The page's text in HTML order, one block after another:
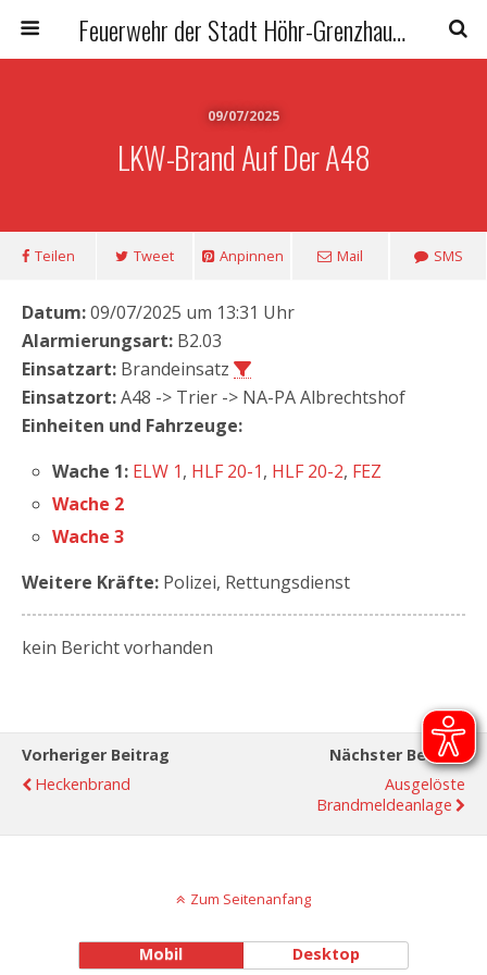
Feuerwehr der Stadt Höhr-Grenzhausen
09/07/2025
LKW-Brand Auf Der A48
Teilen Tweet Anpinnen Mail SMS
Datum:09/07/2025 um 13:31 Uhr
Alarmierungsart: B2.03
Einsatzart: Brandeinsatz
Einsatzort:A48 -> Trier -> NA-PA Albrechtshof
Einheiten und Fahrzeuge:
Wache 1: ELW 1, HLF 20-1, HLF 20-2, FEZ
Wache 2
Wache 3
Weitere Kräfte: Polizei, Rettungsdienst
kein Bericht vorhanden
Vorheriger Beitrag
Heckenbrand
Nächster Beitrag
Ausgelöste
Brandmeldeanlage
Zum Seitenanfang
Mobil Desktop